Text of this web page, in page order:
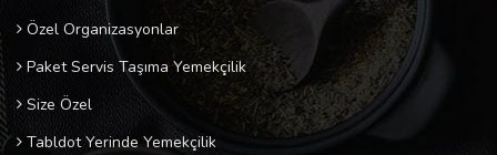
Özel Organizasyonlar
Paket Servis Taşıma Yemekçilik
Size Özel
Tabldot Yerinde Yemekçilik